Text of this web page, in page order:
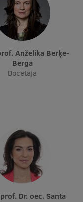
Berga
Docētāja